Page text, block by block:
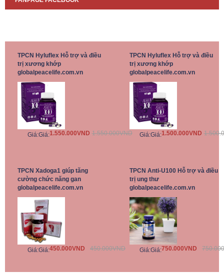
TPCN Hyluflex Hỗ trợ và điều
trị xương khớp
globalpeacelife.com.vn
Giá:Giá:1.550.000VND 1.550.000VND
TPCN Hyluflex Hỗ trợ và điều
trị xương khớp
globalpeacelife.com.vn
Giá:Giá:1.500.000VND
TPCN Xadoga1 giúp tăng
cường chức năng gan
globalpeacelife.com.vn
Giá:Giá:450.000VND 450.000VND
TPCN Anti-U100 Hỗ trợ và điều
trị ung thư
globalpeacelife.com.vn
Giá:Giá:750.000VND